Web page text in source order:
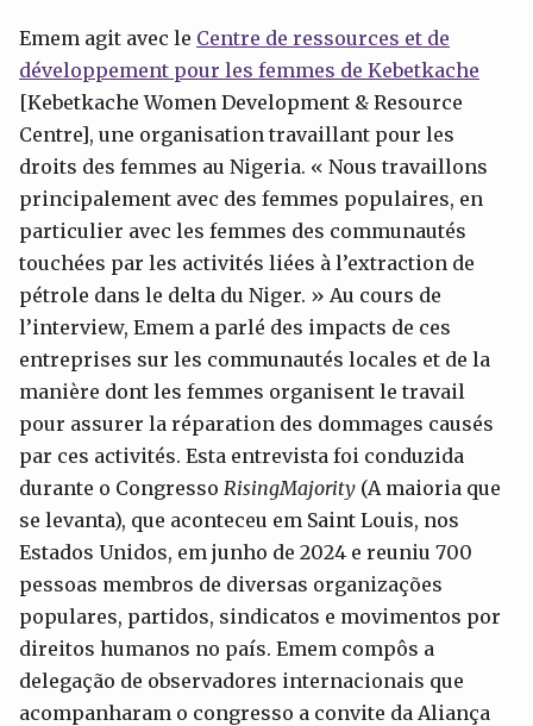
Emem agit avec le Centre de ressources et de
développement pour les femmes de Kebetkache
[Kebetkache Women Development & Resource
Centre], une organisation travaillant pour les
droits des femmes au Nigeria. « Nous travaillons
principalement avec des femmes populaires, en
particulier avec les femmes des communautés
touchées par les activités liées à l’extraction de
pétrole dans le delta du Niger. » Au cours de
l’interview, Emem a parlé des impacts de ces
entreprises sur les communautés locales et de la
manière dont les femmes organisent le travail
pour assurer la réparation des dommages causés
par ces activités. Esta entrevista foi conduzida
durante o Congresso RisingMajority (A maioria que
se levanta), que aconteceu em Saint Louis, nos
Estados Unidos, em junho de 2024 e reuniu 700
pessoas membros de diversas organizações
populares, partidos, sindicatos e movimentos por
direitos humanos no país. Emem compôs a
delegação de observadores internacionais que
acompanharam o congresso a convite da Aliança